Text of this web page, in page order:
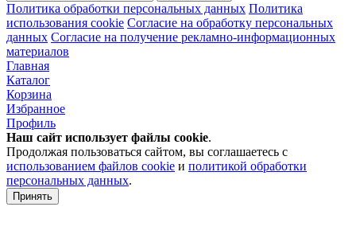
Политика обработки персональных данных Политика
использования cookie Согласие на обработку персональных
данных Согласие на получение рекламно-информационных
материалов
Главная
Каталог
Корзина
Избранное
Профиль
Наш сайт использует файлы cookie.
Продолжая пользоваться сайтом, вы соглашаетесь с
использованием файлов cookie и политикой обработки
персональных данных.
Принять